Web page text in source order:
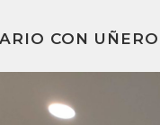
CON